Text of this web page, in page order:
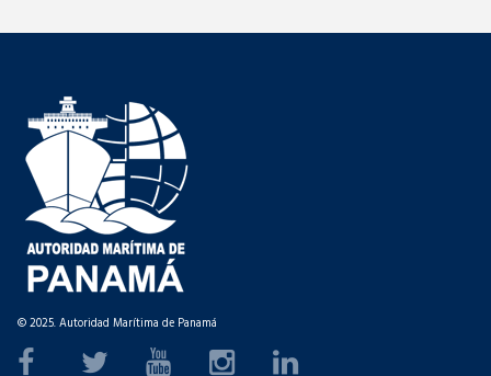
© 2025. Autoridad Marítima de Panamá